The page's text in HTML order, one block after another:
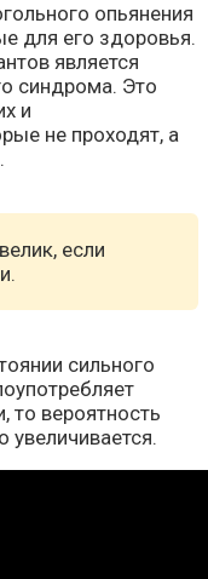
опьянения
для его здоровья.
является
синдрома. Это
и
не проходят, а
если
сильного
то вероятность
увеличивается.